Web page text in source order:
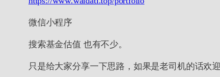
微信小程序
搜索基金估值 也有不少。
只是给大家分享一下思路，如果是老司机的话欢